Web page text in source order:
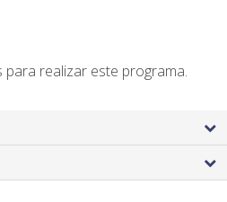
realizar este programa.